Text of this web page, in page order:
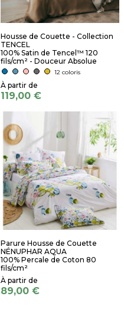
Housse de Couette - Collection
TENCEL
100% Satin de Tencel™ 120
fils/cm² - Douceur Absolue
12 coloris
119,00 €
Parure Housse de Couette
NÉNUPHAR AQUA
100% Percale de Coton 80
fils/cm²
89,00 €